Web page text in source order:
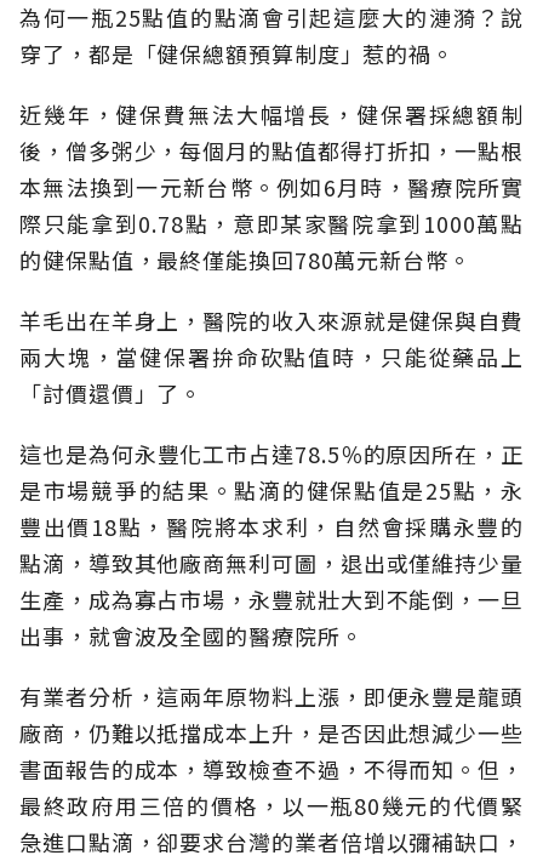
為何一瓶25點值的點滴會引起這麼大的漣漪？說
穿了，都是「健保總額預算制度」惹的禍。
近幾年，健保費無法大幅增長，健保署採總額制
後，僧多粥少，每個月的點值都得打折扣，一點根
本無法換到一元新台幣。例如6月時，醫療院所實
際只能拿到0.78點，意即某家醫院拿到1000萬點
的健保點值，最終僅能換回780萬元新台幣。
羊毛出在羊身上，醫院的收入來源就是健保與自費
兩大塊，當健保署拚命砍點值時，只能從藥品上
「討價還價」了。
這也是為何永豐化工市占達78.5％的原因所在，正
是市場競爭的結果。點滴的健保點值是25點，永
豐出價18點，醫院將本求利，自然會採購永豐的
點滴，導致其他廠商無利可圖，退出或僅維持少量
生產，成為寡占市場，永豐就壯大到不能倒，一旦
出事，就會波及全國的醫療院所。
有業者分析，這兩年原物料上漲，即便永豐是龍頭
廠商，仍難以抵擋成本上升，是否因此想減少一些
書面報告的成本，導致檢查不過，不得而知。但，
最終政府用三倍的價格，以一瓶80幾元的代價緊
急進口點滴，卻要求台灣的業者倍增以彌補缺口，